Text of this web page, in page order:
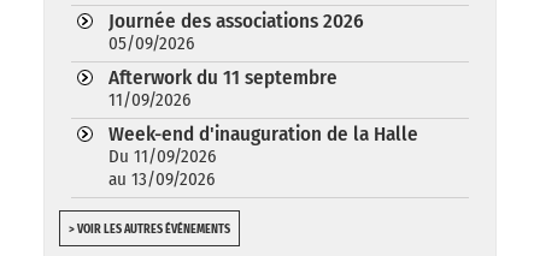
Journée des associations 2026
05/09/2026
Afterwork du 11 septembre
11/09/2026
Week-end d'inauguration de la Halle
Du 11/09/2026
au 13/09/2026
> VOIR LES AUTRES ÉVÉNEMENTS